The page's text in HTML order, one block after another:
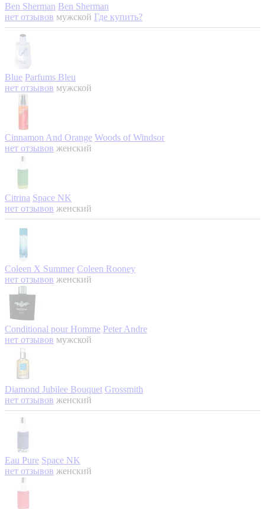
Ben Sherman Ben Sherman
нет отзывов мужской Где купить?
Blue Parfums Bleu
нет отзывов мужской
Cinnamon And Orange Woods of Windsor
нет отзывов женский
Citrina Space NK
нет отзывов женский
Coleen X Summer Coleen Rooney
нет отзывов женский
Conditional pour Homme Peter Andre
нет отзывов мужской
Diamond Jubilee Bouquet Grossmith
нет отзывов женский
Eau Pure Space NK
нет отзывов женский